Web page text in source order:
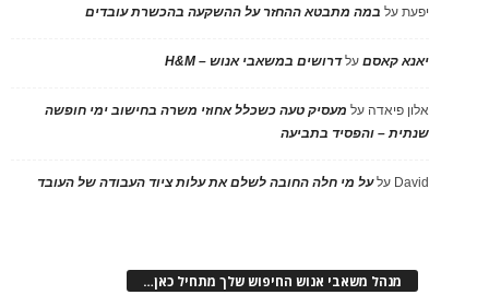
יפעתעל במה מתבטא ההחזר על ההשקעה בהכשרת עובדים
יאנא קאסםעלדרושים במשאבי אנוש – H&M
אלון פיאדה על מעסיק טעה כשכלל אחוזי משרה בחישוב ימי חופשה
שנתית – והפסיד בתביעה
David עלעל מי חלה החובה לשלם את עלות ציוד העבודה של העובד
מנהל משאבי אנוש החיפוש שלך מתחיל כאן…